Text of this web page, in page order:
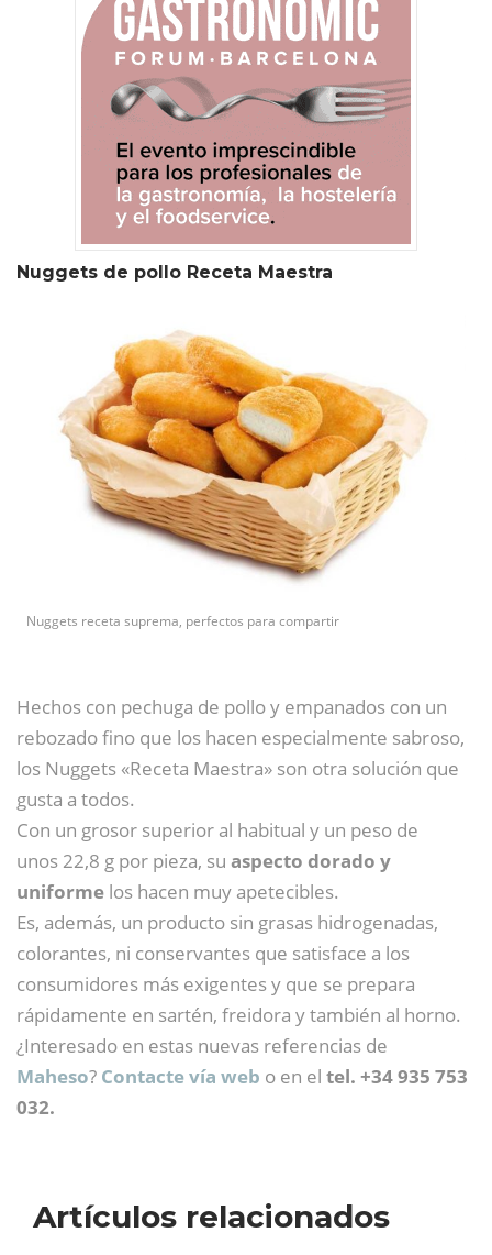
Nuggets de pollo Receta Maestra
Nuggets receta suprema, perfectos para compartir
Hechos con pechuga de pollo y empanados con un
rebozado fino que los hacen especialmente sabroso,
los Nuggets «Receta Maestra» son otra solución que
gusta a todos.
Con un grosor superior al habitual y un peso de
unos 22,8 g por pieza, su aspecto dorado y
uniforme los hacen muy apetecibles.
Es, además, un producto sin grasas hidrogenadas,
colorantes, ni conservantes que satisface a los
consumidores más exigentes y que se prepara
rápidamente en sartén, freidora y también al horno.
¿Interesado en estas nuevas referencias de
Maheso? Contacte vía web o en el tel. +34 935 753
032.
Artículos relacionados